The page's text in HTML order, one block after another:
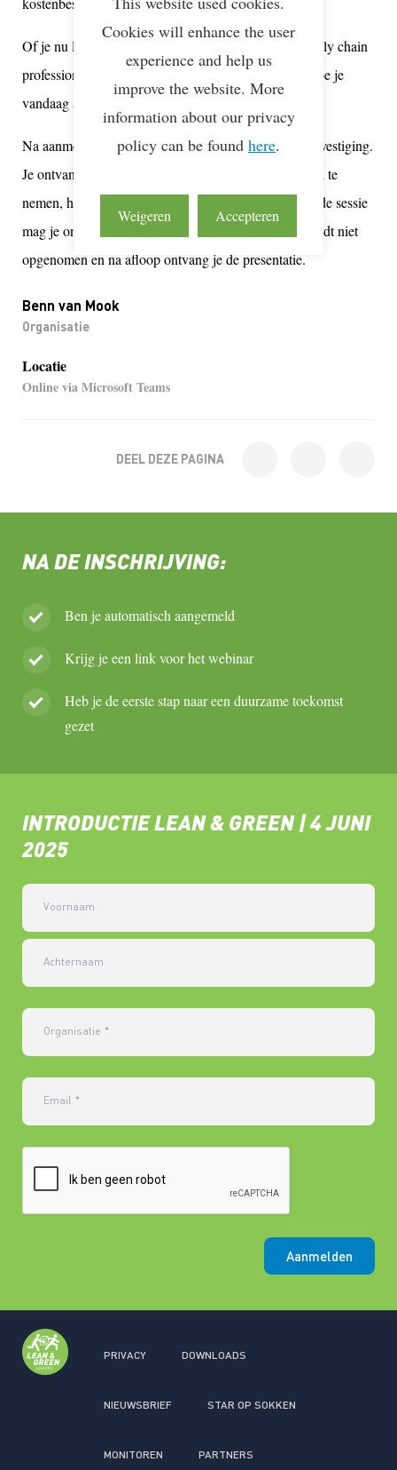
Benn van Mook
Organisatie
Locatie
Online via Microsoft Teams
Of je nu logistiek dienstverlener bent, verlader of supply chain
professional — dit webinar geeft je direct inzicht in hoe je
vandaag al kunt beginnen!
Na aanmelding ontvang je een automatische e-mailbevestiging.
Je ontvangt ook een link om via Microsoft Teams deel te
nemen, hiervoor hoef je niks te downloaden. Tijdens de sessie
mag je ons het hemd van het lijf vragen, de sessie wordt niet
opgenomen en na afloop ontvang je de presentatie.
DEEL DEZE PAGINA
NA DE INSCHRIJVING:
Ben je automatisch aangemeld
Krijg je een link voor het webinar
Heb je de eerste stap naar een duurzame toekomst
gezet
INTRODUCTIE LEAN & GREEN | 4 JUNI
2025
Voornaam
Achternaam
Organisatie *
Email *
Aanmelden
PRIVACY DOWNLOADS
NIEUWSBRIEF STAR OP SOKKEN
MONITOREN PARTNERS
Cookies will enhance the user
experience and help us
improve the website. More
information about our privacy
policy can be found here.
Weigeren Accepteren